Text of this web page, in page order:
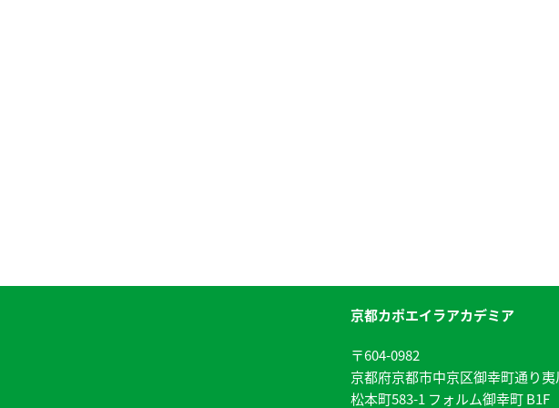
京都カポエイラアカデミア
〒604-0982
京都府京都市中京区御幸町通り
松本町583-1 フォルム御幸町 B1F